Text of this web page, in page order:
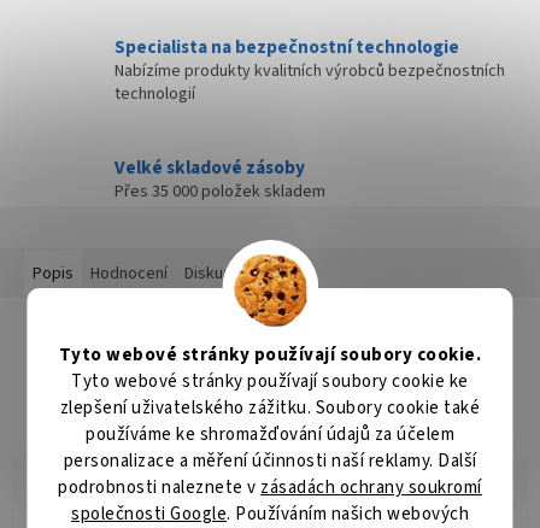
Tyto webové stránky používají soubory cookie.
Tyto webové stránky používají soubory cookie ke
zlepšení uživatelského zážitku. Soubory cookie také
používáme ke shromažďování údajů za účelem
personalizace a měření účinnosti naší reklamy. Další
podrobnosti naleznete v zásadách ochrany soukromí
společnosti Google. Používáním našich webových
Specialista na bezpečnostní technologie
Nabízíme produkty kvalitních výrobců bezpečnostních
technologií
Velké skladové zásoby
Přes 35 000 položek skladem
Popis Hodnocení Diskuze
Detailní popis produktu
Popis produktu není dostupný